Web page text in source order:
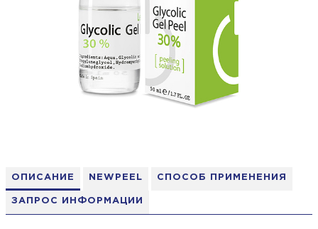
ОПИСАНИЕ NEWPEEL СПОСОБ ПРИМЕНЕНИЯ
ЗАПРОС ИНФОРМАЦИИ